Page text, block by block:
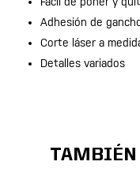
Adhesión de
Corte láser a
Detalles variados
TAMBIÉN